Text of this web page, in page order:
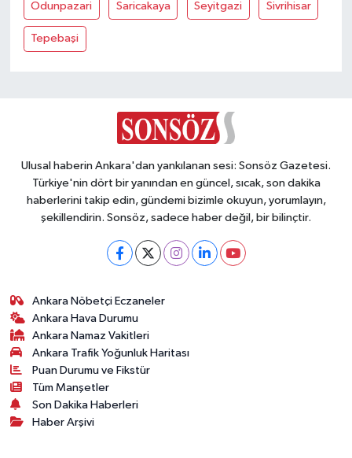
Odunpazari Saricakaya Seyitgazi Sivrihisar
Tepebaşi
Ulusal haberin Ankara'dan yankılanan sesi: Sonsöz Gazetesi.
Türkiye'nin dört bir yanından en güncel, sıcak, son dakika
haberlerini takip edin, gündemi bizimle okuyun, yorumlayın,
şekillendirin. Sonsöz, sadece haber değil, bir bilinçtir.
Ankara Nöbetçi Eczaneler
Ankara Hava Durumu
Ankara Namaz Vakitleri
Ankara Trafik Yoğunluk Haritası
Puan Durumu ve Fikstür
Tüm Manşetler
Son Dakika Haberleri
Haber Arşivi
Sonsöz Özel